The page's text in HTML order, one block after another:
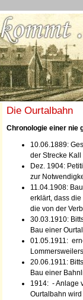
Die Ourtalbahn
Chronologie einer nie
10.06.1889:
der Strecke
Dez. 1904:
zur
11.04.1908:
erklärt, dass
die von der
30.03.1910:
Bau einer
01.05.1911:
20.06.1911:
Bau einer
1914: - Anlage
Ourtalbahn